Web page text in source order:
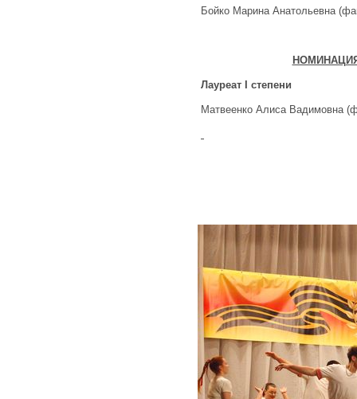
Бойко Марина Анатольевна
Лауреат степени
Матвеенко Алиса Вадимовна